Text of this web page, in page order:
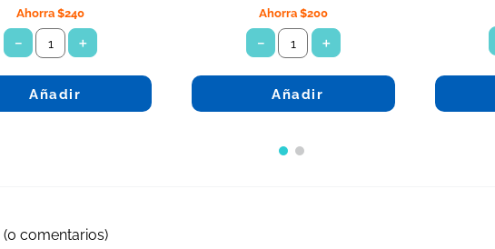
Ahorra$240
＋
－
Añadir
Ahorra $200
＋
－
Añadir
(0 comentarios)